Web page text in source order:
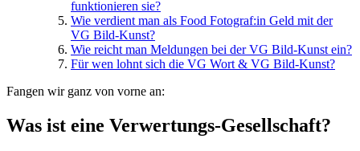
funktionieren sie?
Wie verdient man als Food Fotograf:in Geld mit der
VG Bild-Kunst?
Wie reicht man Meldungen bei der VG Bild-Kunst ein?
Für wen lohnt sich die VG Wort & VG Bild-Kunst?
Fangen wir ganz von vorne an:
Was ist eine Verwertungs-Gesellschaft?